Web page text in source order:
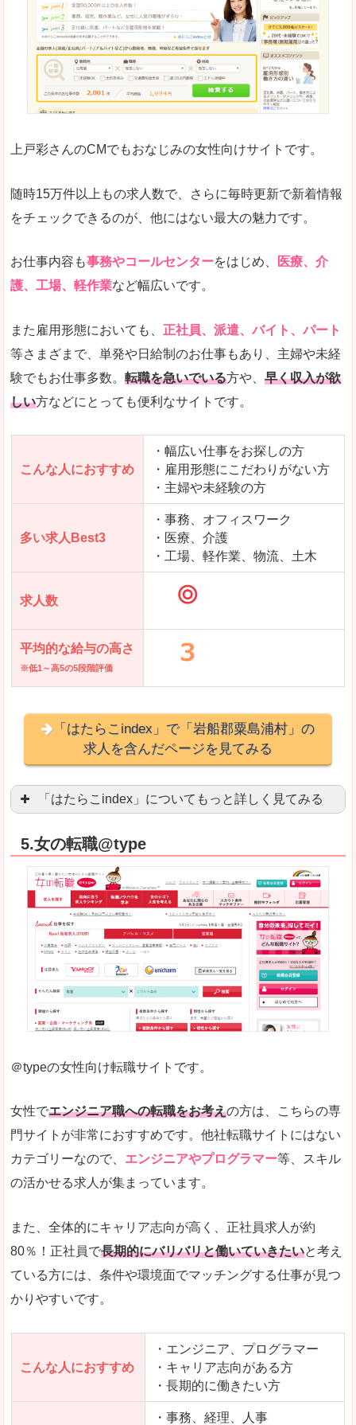
悪いところ
求人の掲載が少し見づらい印象があります。求人
給与が見た目ですぐにわからないことが多いです
詳しい説明 サイト内の検索の人気ワードで英語や中国語など
人気度 普通のマイナビの方を使っている方が多く、女
さまざまな検索機能が充実しており、条件面やこ
ただし、求人情報が少し見づらいです。
「マイナビ転職女性のおしごと」で「岩船郡粟
島浦村」の
求人を含んだページを見てみる
上戸彩さんのCMでもおなじみの女性向けサイトです。
随時15万件以上もの求人数で、さらに毎時更新で新着情報
をチェックできるのが、他にはない最大の魅力です。
お仕事内容も事務やコールセンターをはじめ、
医療、介
護、工場、軽作業など幅広いです。
また雇用形態においても、 正社員、派遣、バイト、パート
等さまざまで、単発や日給制のお仕事もあり、主婦や未経
験でもお仕事多数。 転職を急いでいる方や、 早く収入が欲
しい方などにとっても便利なサイトです。
こんな人におすすめ
・幅広い仕事をお探しの方
・雇用形態にこだわりがない方
・主婦や未経験の方
多い求人Best3
・事務、オフィスワーク
・医療、介護
・工場、軽作業、物流、土木
求人数
平均的な給与の高さ
※低1～高5の5段階評価
「はたらこindex」で「岩船郡粟島浦村」の
求人を含んだページを見てみる
「はたらこindex」についてもっと詳しく見てみる
良いところ
求人が毎時更新されます！（他社求人サイトは週
希望職種の平均時給が瞬時にわかります。アルバ
求人数が多すぎて、逆に絞り込みに悩んだり、迷
雇用形態にもよりますが、給与額に幅があります。
詳しい説明
希望する職種の平均時給がすぐにわかるので、給
また、他社転職サイトにはない日払いや週払いと
新着案件が続々とアップされるので、転職を急い
人気度
また、上戸彩さんのCMでおなじみなこともあり
使いやすさ
全体的にオレンジ色のトーンで、見ていても疲れ
「はたらこindex」で「岩船郡粟島浦村」の
求人を含んだページを見てみる
5.女の転職@type
＠typeの女性向け転職サイトです。
女性でエンジニア職への転職をお考えの方は、こちらの専
門サイトが非常におすすめです。他社転職サイトにはない
カテゴリーなので、 エンジニアやプログラマー等、スキル
の活かせる求人が集まっています。
また、全体的にキャリア志向が高く、正社員求人が約
80％！正社員で長期的にバリバリと働いていきたいと考え
ている方には、条件や環境面でマッチングする仕事が見つ
かりやすいです。
こんな人におすすめ
・エンジニア、プログラマー
・キャリア志向がある方
・長期的に働きたい方
・事務、経理、人事